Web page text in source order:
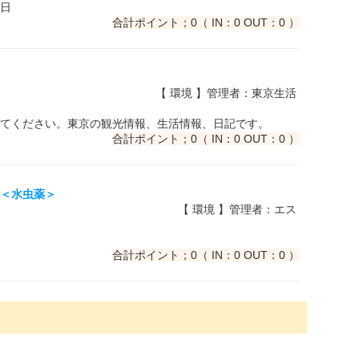
合計ポイント；0（ IN：0 OUT：0 ）
【 環境 】管理者：東京生活
ください。東京の観光情報、生活情報、日記です。
合計ポイント；0（ IN：0 OUT：0 ）
水虫薬＞
【 環境 】管理者：エス
合計ポイント；0（ IN：0 OUT：0 ）